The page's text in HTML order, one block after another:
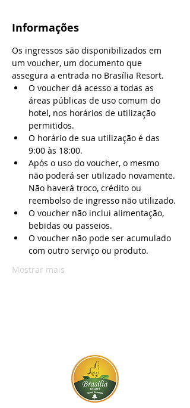
Informações
Os ingressos são disponibilizados em
um voucher, um documento que
assegura a entrada no Brasília Resort.
O voucher dá acesso a todas as
áreas públicas de uso comum do
hotel, nos horários de utilização
permitidos.
O horário de sua utilização é das
9:00 às 18:00.
Após o uso do voucher, o mesmo
não poderá ser utilizado novamente.
Não haverá troco, crédito ou
reembolso de ingresso não utilizado.
O voucher não inclui alimentação,
bebidas ou passeios.
O voucher não pode ser acumulado
com outro serviço ou produto.
Mostrar mais